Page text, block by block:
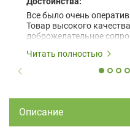
Все было очень
Товар высокого
доброжелательное
Читать полностью
Описание